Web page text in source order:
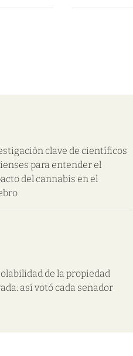
clave de científicos
para entender el
del cannabis en el
de la propiedad
así votó cada senador